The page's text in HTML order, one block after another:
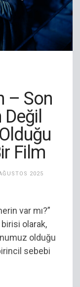
– Son
Film
2025
var mı?”
olarak,
olduğu
sebebi